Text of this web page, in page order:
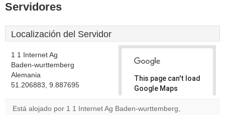
Servidores
Localización del Servidor
1 1 Internet Ag
Baden-wurttemberg
Alemania
51.206883, 9.887695
This page can't load
Google Maps
correctly.
Está alojado por 1 1 Internet Ag Baden-wurttemberg,